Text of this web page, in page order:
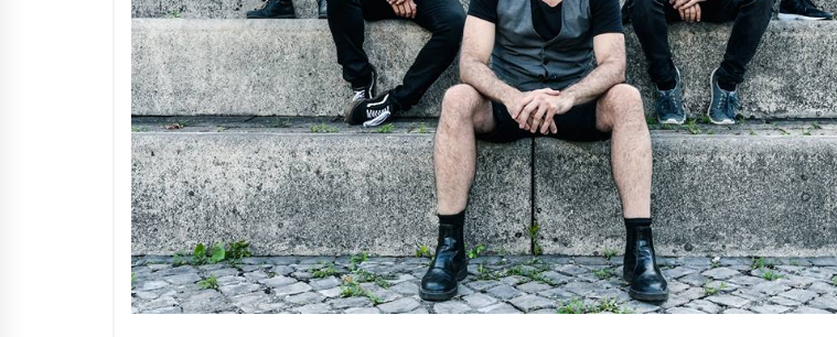
Arrosaren IX. Topaketak –
Mila esker guztioi!
2021/11/11
Arrosa sareko IX.
2021/10/13
Segura irratian Arrosaren 20
urteez
2021/07/22
Arrosari buruzko
2021/07/16
Hala Bedi irratiko Hizpidea
Zebrabidearen